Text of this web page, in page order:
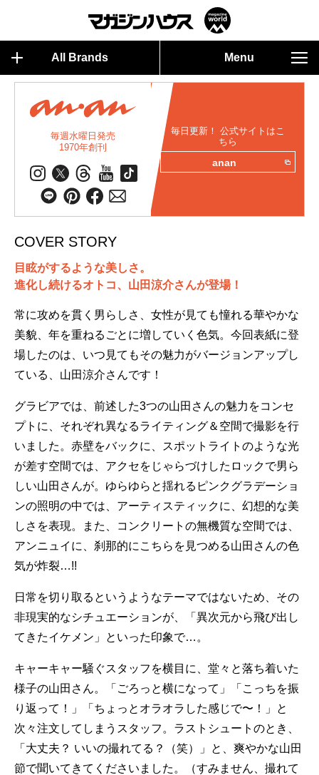
All Brands Menu
毎週水曜日発売
1970年創刊
毎日更新！ 公式サイトはこ
ちら
anan
COVER STORY
目眩がするような美しさ。
進化し続けるオトコ、山田涼介さんが登場！
常に攻めを貫く男らしさ、女性が見ても憧れる華やかな
美貌、年を重ねるごとに増していく色気。今回表紙に登
場したのは、いつ見てもその魅力がバージョンアップし
ている、山田涼介さんです！
グラビアでは、前述した3つの山田さんの魅力をコンセ
プトに、それぞれ異なるライティング＆空間で撮影を行
いました。赤壁をバックに、スポットライトのような光
が差す空間では、アクセをじゃらづけしたロックで男ら
しい山田さんが。ゆらゆらと揺れるピンクグラデーショ
ンの照明の中では、アーティスティックに、幻想的な美
しさを表現。また、コンクリートの無機質な空間では、
アンニュイに、刹那的にこちらを見つめる山田さんの色
気が炸裂…!!
日常を切り取るというようなテーマではないため、その
非現実的なシチュエーションが、「異次元から飛び出し
てきたイケメン」といった印象で…。
キャーキャー騒ぐスタッフを横目に、堂々と落ち着いた
様子の山田さん。「ごろっと横になって」「こっちを振
り返って！」「ちょっとオラオラした感じで〜！」と
次々注文してしまうスタッフ。ラストシュートのとき、
「大丈夫？ いいの撮れてる？（笑）」と、爽やかな山田
節で聞いてきてくださいました。（すみません、撮れて